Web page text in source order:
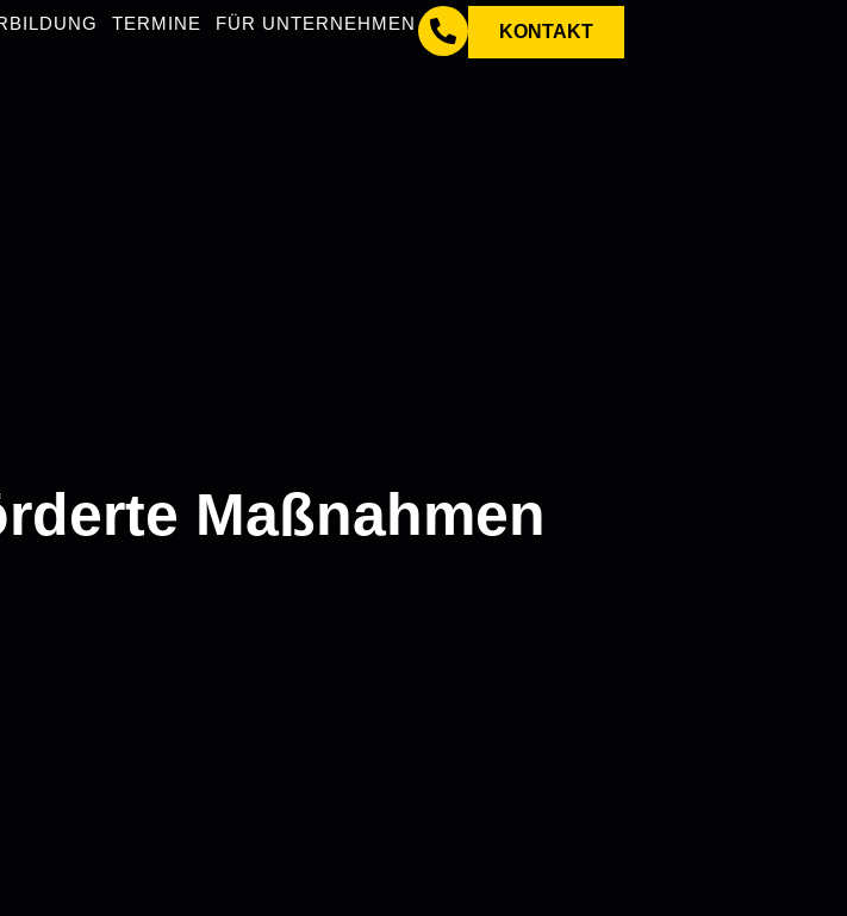
TERMINE FÜR UNTERNEHMEN KONTAKT
Maßnahmen